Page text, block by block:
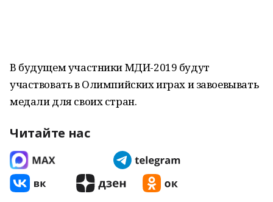
В будущем участники МДИ-2019 будут
участвовать в Олимпийских играх и завоевывать
медали для своих стран.
Читайте нас